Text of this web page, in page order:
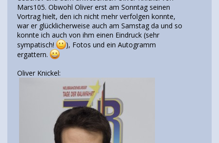
Mars105. Obwohl Oliver erst am Sonntag seinen
Vortrag hielt, den ich nicht mehr verfolgen konnte,
war er glücklicherweise auch am Samstag da und so
konnte ich auch von ihm einen Eindruck (sehr
sympatisch!
), Fotos und ein Autogramm
ergattern.
Oliver Knickel: